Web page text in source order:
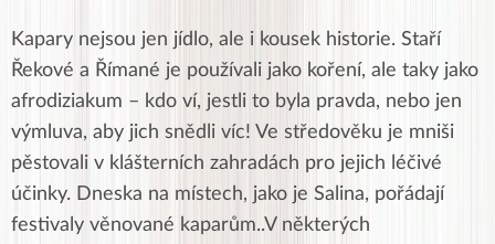
Kapary nejsou jen jídlo, ale i kousek historie. Staří
Řekové a Římané je používali jako koření, ale taky jako
afrodiziakum – kdo ví, jestli to byla pravda, nebo jen
výmluva, aby jich snědli víc! Ve středověku je mniši
pěstovali v klášterních zahradách pro jejich léčivé
účinky. Dneska na místech, jako je Salina, pořádají
festivaly věnované kaparům..V některých